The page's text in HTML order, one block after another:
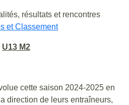
résultats et rencontres
et Classement
U13 M2
cette saison 2024-2025 en
direction de leurs entraîneurs,